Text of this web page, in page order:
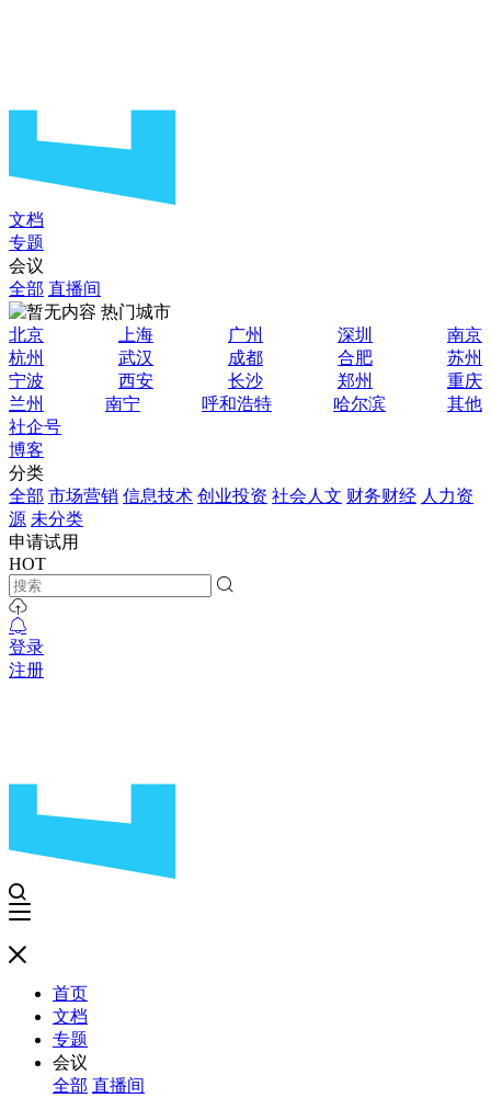
文档
专题
会议
全部 直播间
热门城市
北京
上海 广州 深圳
南京
杭州
武汉 成都 合肥
苏州
宁波
西安 长沙 郑州
重庆
兰州
南宁 呼和浩特 哈尔滨
其他
社企号
博客
分类
全部 市场营销 信息技术 创业投资 社会人文 财务财经 人力资
源 未分类
申请试用
HOT
登录
注册
首页
文档
专题
会议
全部 直播间